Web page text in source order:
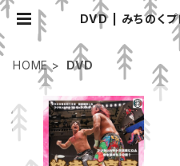
DVD | みちのくプ
ッズ屋」オ
HOME DVD